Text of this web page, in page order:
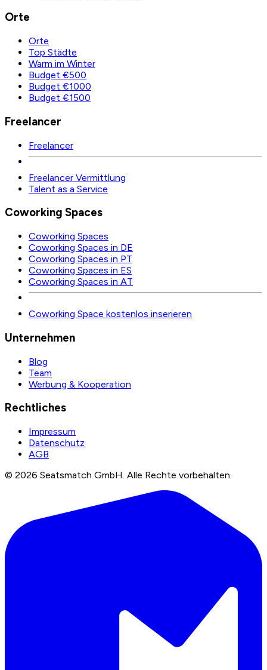
Orte
Orte
Top Städte
Warm im Winter
Budget €500
Budget €1000
Budget €1500
Freelancer
Freelancer
Freelancer Vermittlung
Talent as a Service
Coworking Spaces
Coworking Spaces
Coworking Spaces in DE
Coworking Spaces in PT
Coworking Spaces in ES
Coworking Spaces in AT
Coworking Space kostenlos inserieren
Unternehmen
Blog
Team
Werbung & Kooperation
Rechtliches
Impressum
Datenschutz
AGB
© 2026 Seatsmatch GmbH. Alle Rechte vorbehalten.